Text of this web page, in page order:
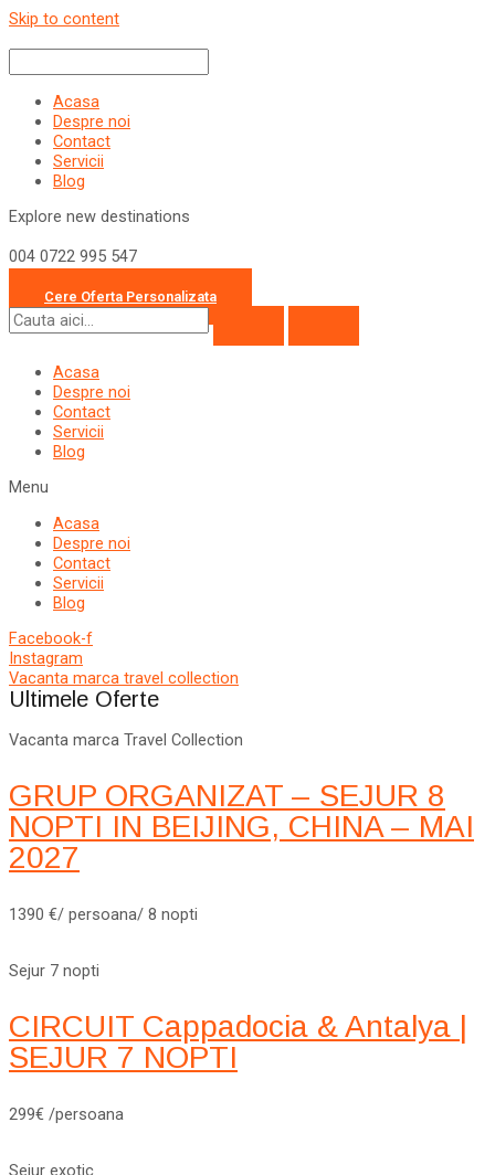
Skip to content
Acasa
Despre noi
Contact
Servicii
Blog
Explore new destinations
004 0722 995 547
Cere Oferta Personalizata
Acasa
Despre noi
Contact
Servicii
Blog
Menu
Acasa
Despre noi
Contact
Servicii
Blog
Facebook-f
Instagram
Vacanta marca travel collection
Ultimele Oferte
Vacanta marca Travel Collection
GRUP ORGANIZAT – SEJUR 8
NOPTI IN BEIJING, CHINA – MAI
2027
1390 €/ persoana/ 8 nopti
Sejur 7 nopti
CIRCUIT Cappadocia & Antalya |
SEJUR 7 NOPTI
299€ /persoana
Sejur exotic